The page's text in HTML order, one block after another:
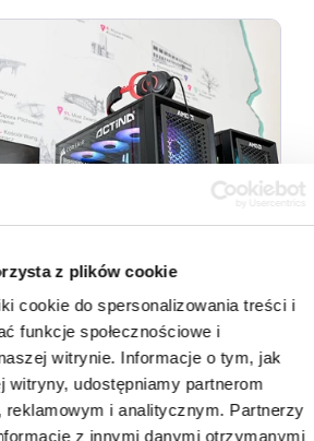
z plików cookie
cookie do spersonalizowania treści i
funkcje społecznościowe i
witrynie. Informacje o tym, jak
witryny, udostępniamy partnerom
reklamowym i analitycznym. Partnerzy
z innymi danymi otrzymanymi